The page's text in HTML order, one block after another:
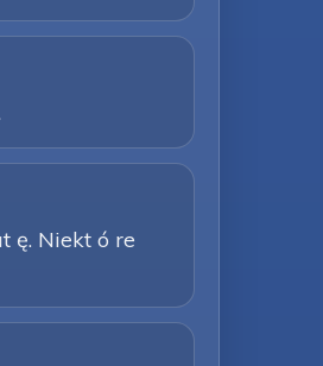
ę. Niekt ó re